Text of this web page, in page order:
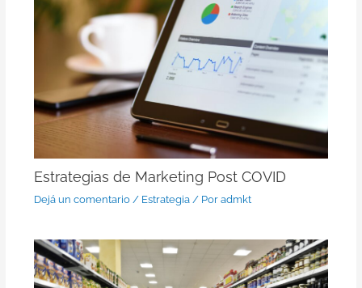
Estrategias de Marketing Post COVID
Dejá un comentario / Estrategia/ Por admkt